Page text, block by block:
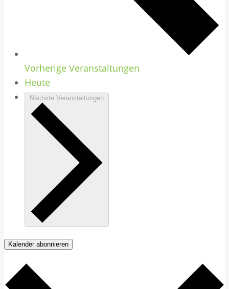
Vorherige Veranstaltungen
Heute
Nächste Veranstaltungen
Kalender abonnieren